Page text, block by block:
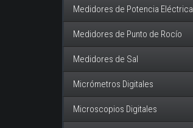
Medidores de Potencia Eléctrica
Medidores de Punto de Rocío
Medidores de Sal
Micrómetros Digitales
Microscopios Digitales